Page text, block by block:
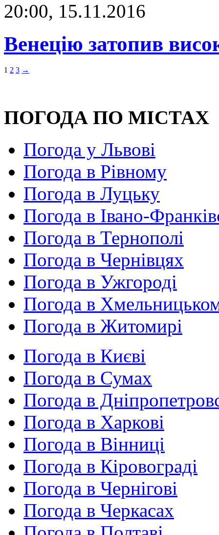
20:00, 15.11.2016
Венецію затопив
1 2 3 →
ПОГОДА ПО МІСТАХ
Погода у Львові
Погода в Рівному
Погода в Луцьку
Погода в Івано-
Погода в Тернополі
Погода в Чернівцях
Погода в Ужгороді
Погода в
Погода в Житомирі
Погода в Києві
Погода в Сумах
Погода в
Погода в Харкові
Погода в Вінниці
Погода в Кіровограді
Погода в Чернігові
Погода в Черкасах